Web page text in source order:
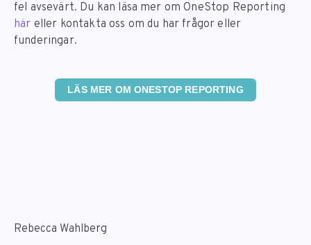
fel avsevärt. Du kan läsa mer om OneStop Reporting
här eller kontakta oss om du har frågor eller
funderingar.
LÄS MER OM ONESTOP REPORTING
Rebecca Wahlberg